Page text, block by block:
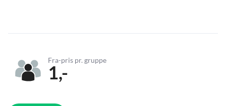
Fra-pris pr. gruppe
1,-